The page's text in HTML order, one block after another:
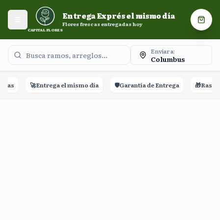
Entrega Exprés el mismo día. Flores frescas entregadas
Abrir menú
CAPITAL FLORES
Entrega Exprés el mismo día
Flores frescas entregadas hoy
Enviar a:
Columbus
🚀Entrega el mismo día 🛡️Garantía de Entrega 🎁